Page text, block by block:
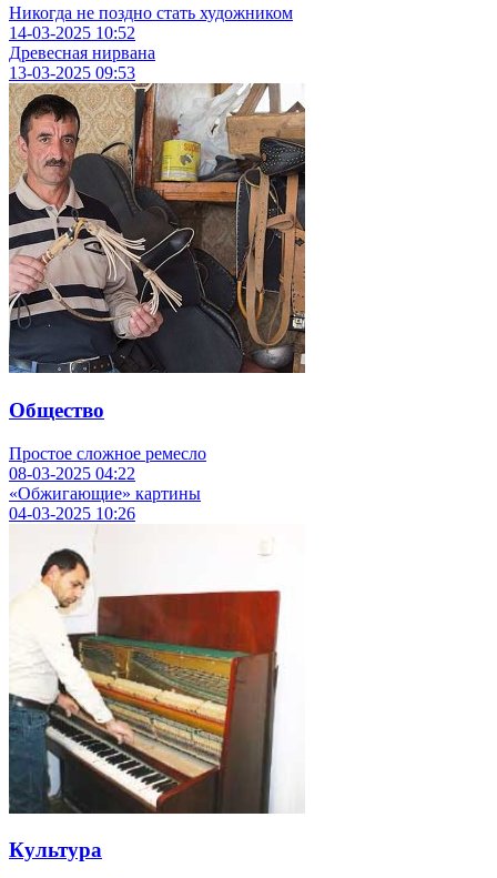
Никогда не поздно стать художником
14-03-2025 10:52
Древесная нирвана
13-03-2025 09:53
Общество
Простое сложное ремесло
08-03-2025 04:22
«Обжигающие» картины
04-03-2025 10:26
Культура